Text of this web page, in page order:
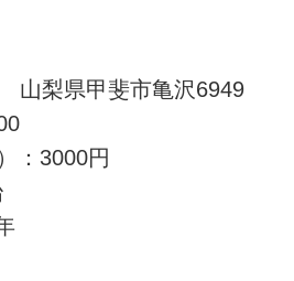
山梨県甲斐市亀沢6949
：3000円